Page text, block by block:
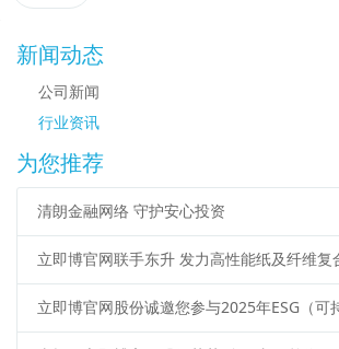
新闻动态
公司新闻
行业资讯
为您推荐
清朗金融网络 守护安心投资
立即博官网联手东升 发力高性能纸及纤